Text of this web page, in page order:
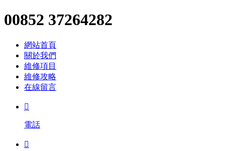
00852 37264282
網站首頁
關於我們
維修項目
維修攻略
在線留言

電話
